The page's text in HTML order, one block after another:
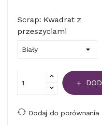
Scrap: Kwadrat z
przeszyciami
Dodaj do porównania